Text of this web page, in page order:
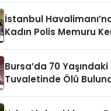
İstanbul
Kadın Polis Memuru
Bursa’da 70
Tuvaletinde Ölü